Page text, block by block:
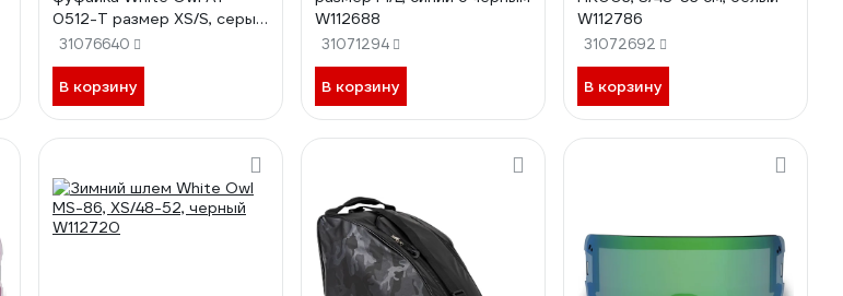
0512-T размер XS/S, серый
W112780
31076640
В корзину
W112688
31071294
В корзину
W112786
31072692
В корзину